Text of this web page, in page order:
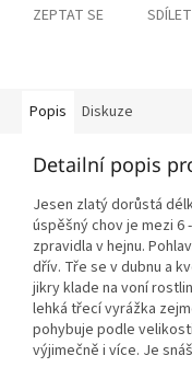
ZEPTAT SE SDÍLET
Popis Diskuze
Detailní popis
Jesen zlatý dorůstá
úspěšný chov je mezi 6
zpravidla v hejnu.
dřív. Tře se v dubnu a
jikry klade na voní
lehká třecí vyrážka
pohybuje podle
výjimečně i více. Je